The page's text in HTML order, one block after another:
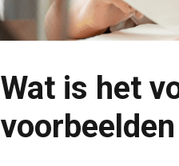
Wat is het